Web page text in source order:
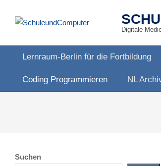
Digitale
Navigation
Lernraum-Berlin für die Fortbildung
Coding Programmieren NL
Suchen